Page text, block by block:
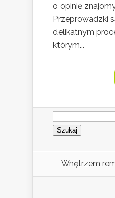
o opinię
Przeprowadzki
delikatnym
którym...
Szukaj:
Wnętrzem